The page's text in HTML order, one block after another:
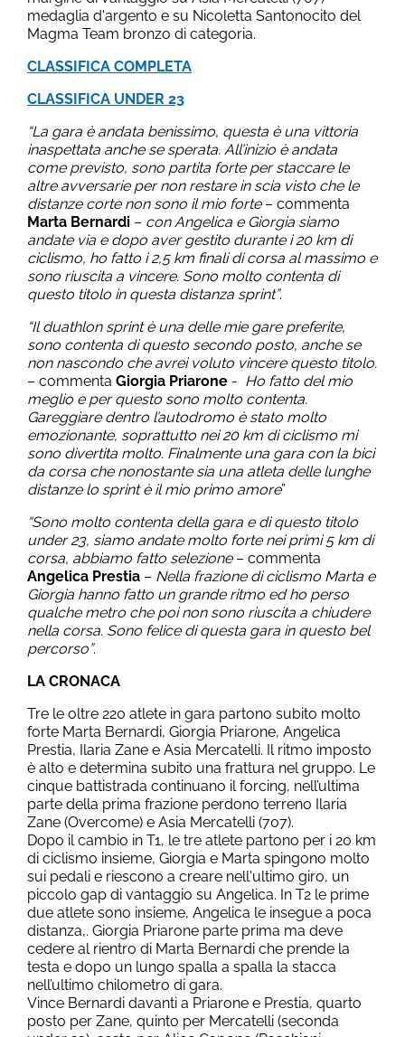
medaglia d'argento e su Nicoletta Santonocito del
Magma Team bronzo di categoria.
CLASSIFICA COMPLETA
CLASSIFICA UNDER 23
“La gara è andata benissimo, questa è una vittoria
inaspettata anche se sperata. All’inizio è andata
come previsto, sono partita forte per staccare le
altre avversarie per non restare in scia visto che le
distanze corte non sono il mio forte– commenta
Marta Bernardi – con Angelica e Giorgia siamo
andate via e dopo aver gestito durante i 20 km di
ciclismo, ho fatto i 2,5 km finali di corsa al massimo e
sono riuscita a vincere. Sono molto contenta di
questo titolo in questa distanza sprint”.
“Il duathlon sprint è una delle mie gare preferite,
sono contenta di questo secondo posto, anche se
non nascondo che avrei voluto vincere questo titolo.
– commenta Giorgia Priarone - Ho fatto del mio
meglio e per questo sono molto contenta.
Gareggiare dentro l’autodromo è stato molto
emozionante, soprattutto nei 20 km di ciclismo mi
sono divertita molto. Finalmente una gara con la bici
da corsa che nonostante sia una atleta delle lunghe
distanze lo sprint è il mio primo amore”
“Sono molto contenta della gara e di questo titolo
under 23, siamo andate molto forte nei primi 5 km di
corsa, abbiamo fatto selezione– commenta
Angelica Prestia – Nella frazione di ciclismo Marta e
Giorgia hanno fatto un grande ritmo ed ho perso
qualche metro che poi non sono riuscita a chiudere
nella corsa. Sono felice di questa gara in questo bel
percorso”.
LA CRONACA
Tre le oltre 220 atlete in gara partono subito molto
forte Marta Bernardi, Giorgia Priarone, Angelica
Prestia, Ilaria Zane e Asia Mercatelli. Il ritmo imposto
è alto e determina subito una frattura nel gruppo. Le
cinque battistrada continuano il forcing, nell’ultima
parte della prima frazione perdono terreno Ilaria
Zane (Overcome) e Asia Mercatelli (707).
Dopo il cambio in T1, le tre atlete partono per i 20 km
di ciclismo insieme, Giorgia e Marta spingono molto
sui pedali e riescono a creare nell'ultimo giro, un
piccolo gap di vantaggio su Angelica. In T2 le prime
due atlete sono insieme, Angelica le insegue a poca
distanza,. Giorgia Priarone parte prima ma deve
cedere al rientro di Marta Bernardi che prende la
testa e dopo un lungo spalla a spalla la stacca
nell’ultimo chilometro di gara.
Vince Bernardi davanti a Priarone e Prestia, quarto
posto per Zane, quinto per Mercatelli (seconda